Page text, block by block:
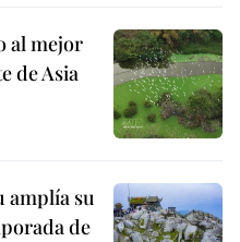
al mejor
de Asia
amplía su
de